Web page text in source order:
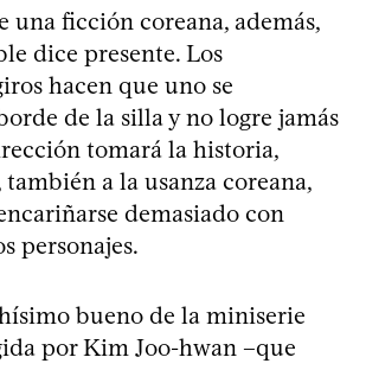
una ficción coreana, además,
dice presente. Los
hacen que uno se
de la silla y no logre jamás
tomará la historia,
a la usanza coreana,
demasiado con
personajes.
bueno de la miniserie
por Kim Joo-hwan –que